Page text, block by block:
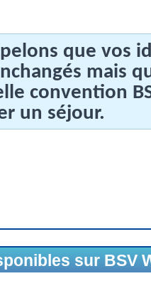
que vos
mais
convention
un séjour.
sur BSV